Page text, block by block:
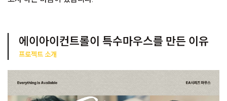
에이아이컨트롤이 특수마우스를 만든 이유
프로젝트 소개